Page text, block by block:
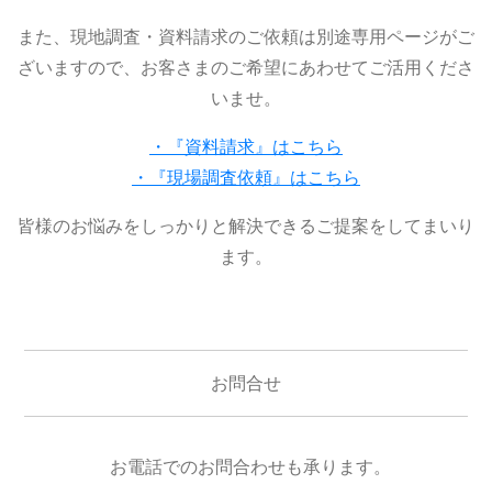
また、現地調査・資料請求のご依頼は別途専用ページがご
ざいますので、お客さまのご希望にあわせてご活用くださ
いませ。
・『資料請求』はこちら
・『現場調査依頼』はこちら
皆様のお悩みをしっかりと解決できるご提案をしてまいり
ます。
お問合せ
お電話でのお問合わせも承ります。